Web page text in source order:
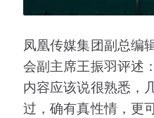
凤凰传媒集团副总编
会副主席王振羽评述
内容应该说很熟悉，
过，确有真性情，更